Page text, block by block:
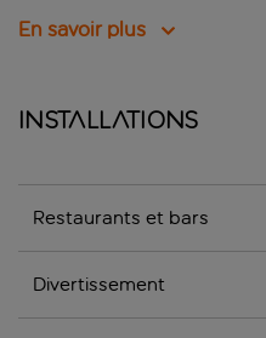
En savoir plus
Installations
Restaurants et bars
Divertissement